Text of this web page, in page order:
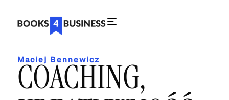
Maciej Bennewicz
COACHING,